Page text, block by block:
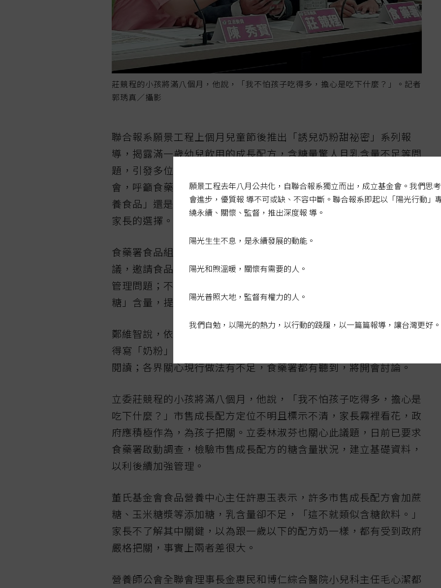
莊競程的小孩將滿八個月，他說，「我不怕孩子吃得多，擔心是吃下什麼？」。記者
郭琇真／攝影
聯合報系願景工程上個月兒童節後推出「誘兒奶粉甜祕密」系列報
導，揭露滿一歲幼兒飲用的成長配方，含糖量驚人且乳含量不足等問
題，引發多位立委關注。今日上午立委陳秀寶和莊競程聯手召開記者
會，呼籲食藥署和國健署應積極管理，明確定位成長配方是「特殊營
養食品」還是「乳品」，輔導業者符合規定，避免現行廣告亂象混淆
家長的選擇。
食藥署食品組副組長鄭維智回應，食藥署已規劃六月初召開專家會
議，邀請食品、營養、消保、醫學相關背景的專家，討論成長配方的
管理問題；不排除參考美國政府的最新規定，要求業者標示「添加
糖」含量，提供家長多元的參考資訊。
鄭維智說，依《食安法》，成長配方的乳含量沒有超過五成，品名不
得寫「奶粉」，糖含量在罐裝營養標示也有規定，家長購買時可詳細
閱讀；各界關心現行做法有不足，食藥署都有聽到，將開會討論。
立委莊競程的小孩將滿八個月，他說，「我不怕孩子吃得多，擔心是
吃下什麼？」市售成長配方定位不明且標示不清，家長霧裡看花，政
府應積極作為，為孩子把關。立委林淑芬也關心此議題，日前已要求
食藥署啟動調查，檢驗市售成長配方的糖含量狀況，建立基礎資料，
以利後續加強管理。
董氏基金會食品營養中心主任許惠玉表示，許多市售成長配方會加蔗
糖、玉米糖漿等添加糖，乳含量卻不足，「這不就類似含糖飲料。」
家長不了解其中關鍵，以為跟一歲以下的配方奶一樣，都有受到政府
嚴格把關，事實上兩者差很大。
營養師公會全聯會理事長金惠民和博仁綜合醫院小兒科主任毛心潔都
願景工程去年八月公共化，自聯合報系獨立而出，成立基金會。我們思
會進步，優質報 導不可或缺、不容中斷。聯合報系即起以「陽光行動」
繞永續、關懷、監督，推出深度報 導。
陽光生生不息，是永續發展的動能。
陽光和煦溫暖，關懷有需要的人。
陽光普照大地，監督有權力的人。
我們自勉，以陽光的熱力，以行動的踐履，以一篇篇報導，讓台灣更好。